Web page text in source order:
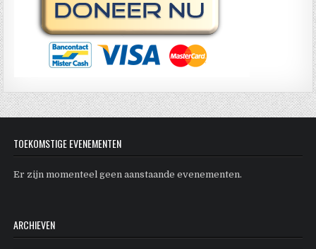
TOEKOMSTIGE EVENEMENTEN
Er zijn momenteel geen aanstaande evenementen.
ARCHIEVEN